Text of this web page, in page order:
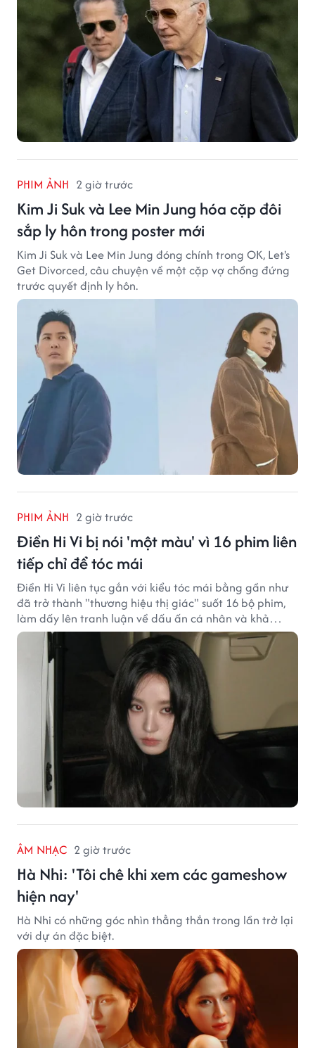
PHIM ẢNH 2 giờ trước
Kim Ji Suk và Lee Min Jung hóa cặp đôi
sắp ly hôn trong poster mới
Kim Ji Suk và Lee Min Jung đóng chính trong OK, Let's
Get Divorced, câu chuyện về một cặp vợ chồng đứng
trước quyết định ly hôn.
PHIM ẢNH 2 giờ trước
Điền Hi Vi bị nói 'một màu' vì 16 phim liên
tiếp chỉ để tóc mái
Điền Hi Vi liên tục gắn với kiểu tóc mái bằng gần như
đã trở thành "thương hiệu thị giác" suốt 16 bộ phim,
làm dấy lên tranh luận về dấu ấn cá nhân và khả
năng biến hóa trên màn ảnh.
ÂM NHẠC 2 giờ trước
Hà Nhi: 'Tôi chê khi xem các gameshow
hiện nay'
Hà Nhi có những góc nhìn thẳng thắn trong lần trở lại
với dự án đặc biệt.